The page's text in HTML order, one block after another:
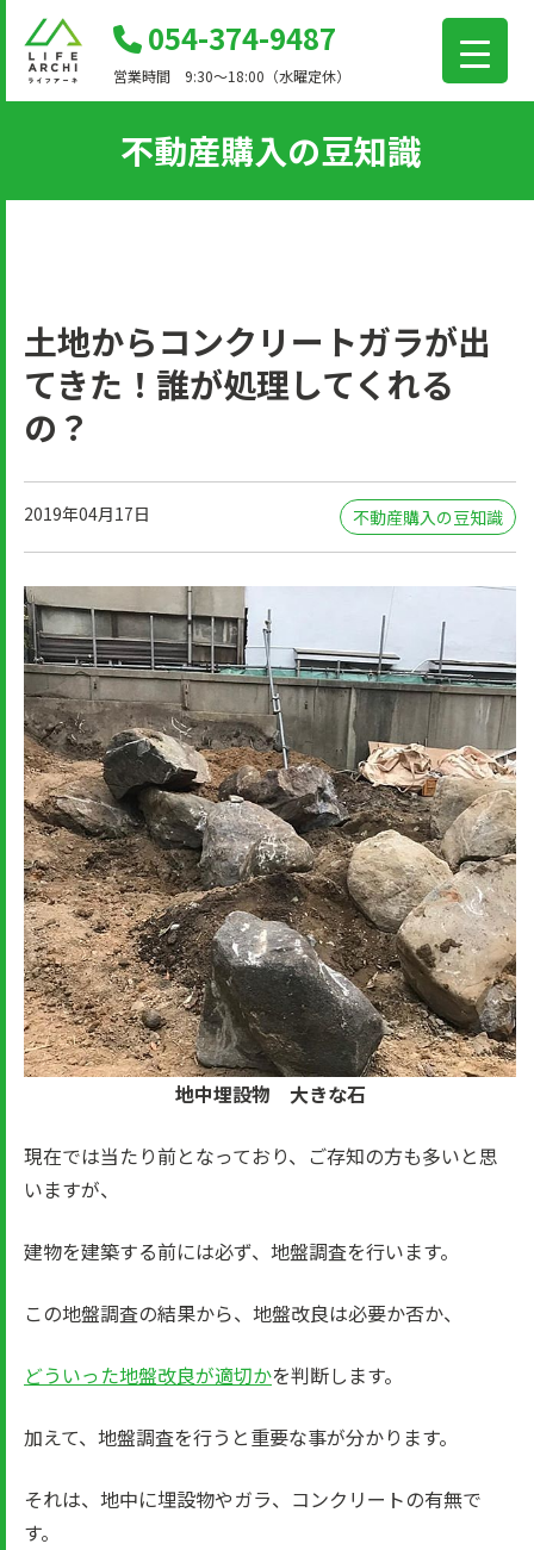
054-374-9487
営業時間 9:30～18:00（水曜定休）
不動産購入の豆知識
土地からコンクリートガラが出
てきた！誰が処理してくれる
の？
2019年04月17日 不動産購入の豆知識
地中埋設物 大きな石
現在では当たり前となっており、ご存知の方も多いと思
いますが、
建物を建築する前には必ず、地盤調査を行います。
この地盤調査の結果から、地盤改良は必要か否か、
どういった地盤改良が適切かを判断します。
加えて、地盤調査を行うと重要な事が分かります。
それは、地中に埋設物やガラ、コンクリートの有無で
す。